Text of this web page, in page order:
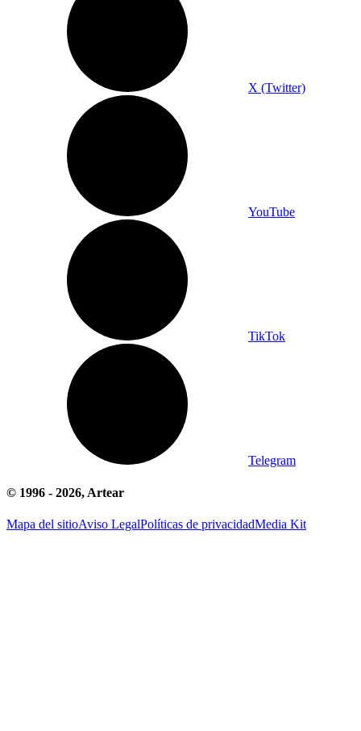
X (Twitter)
YouTube
TikTok
Telegram
© 1996 - 2026, Artear
Mapa del sitioAviso LegalPolíticas de privacidadMedia Kit